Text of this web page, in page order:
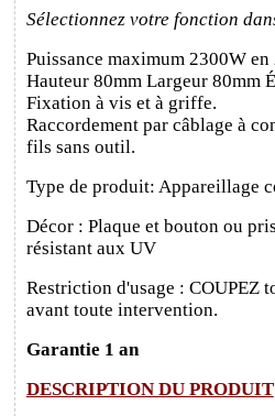
Sélectionnez votre fonction
Puissance maximum 2300W
Hauteur 80mm Largeur 80mm
Fixation à vis et à griffe.
Raccordement par câblage à
fils sans outil.
Type de produit: Appareillage
Décor : Plaque et bouton ou
résistant aux UV
Restriction d'usage : COUPEZ
avant toute intervention.
Garantie 1 an
DESCRIPTION DU PRODUIT